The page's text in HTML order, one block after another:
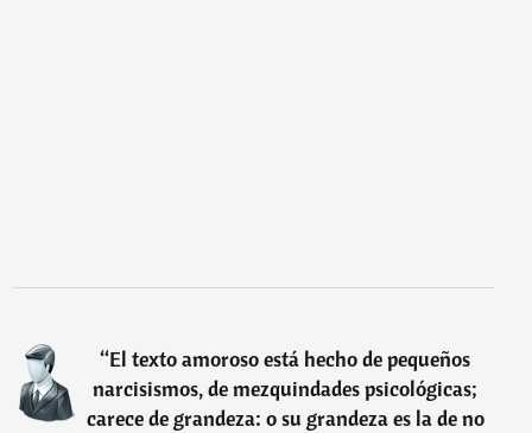
“El texto amoroso está hecho de pequeños
narcisismos, de mezquindades psicológicas;
carece de grandeza: o su grandeza es la de no